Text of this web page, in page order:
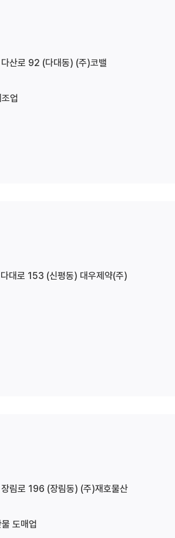
산로 92 (다대동) (주)코밸
업
대로 153 (신평동) 대우제약(주)
림로 196 (장림동) (주)재호물산
도매업